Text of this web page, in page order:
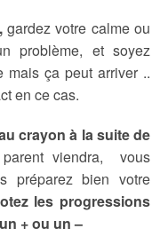
gardez votre calme ou
problème, et soyez
mais ça peut arriver ..
en ce cas.
crayon à la suite de
viendra, vous
préparez bien votre
les progressions
+ ou un –